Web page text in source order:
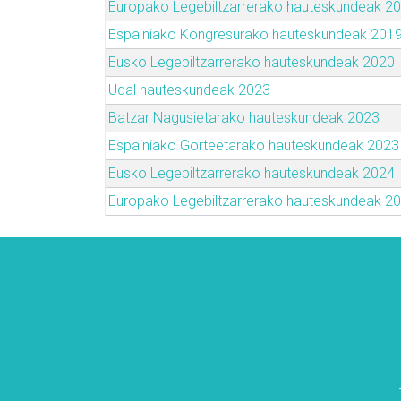
Europako Legebiltzarrerako hauteskundeak
Espainiako Kongresurako hauteskundeak
Eusko Legebiltzarrerako hauteskundeak 2020
Udal hauteskundeak 2023
Batzar Nagusietarako hauteskundeak 2023
Espainiako Gorteetarako hauteskundeak 2023
Eusko Legebiltzarrerako hauteskundeak 2024
Europako Legebiltzarrerako hauteskundeak